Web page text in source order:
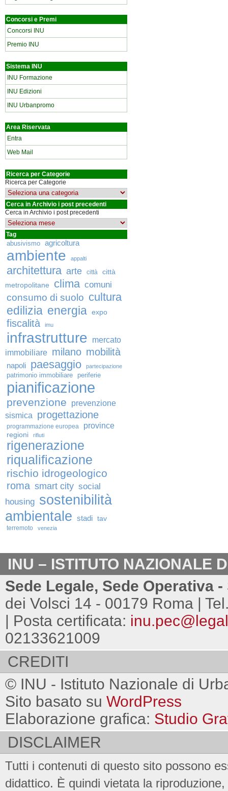
Concorsi e Premi
Concorsi INU
Premio INU
Sistema INU
INU Formazione
INU Edizioni
INU Urbanpromo
Area Riservata
Entra
Web Mail
Ricerca per Categorie
Ricerca per Categorie
Cerca in Archivio i post precedenti
Cerca in Archivio i post precedenti
Tag
abusivismo agricoltura
ambiente appalti
architettura arte città
città
metropolitane
clima comuni
consumo di suolo cultura
edilizia energia expo
fiscalità imu
infrastrutture
mercato
immobiliare milano mobilità
napoli paesaggio partecipazione
patrimonio immobiliare periferie
pianificazione
prevenzione
prevenzione
sismica
progettazione
programmazione europea province
regioni rifiuti
rigenerazione
riqualificazione
rischio idrogeologico
roma smart city social
housing sostenibilità
ambientale stadi tav
terremoto venezia
INU – ISTITUTO NAZIONALE
Sede Legale, Sede Operativa
dei Volsci 14 - 00179 Roma |
| Posta certificata:
02133621009
CREDITI
© INU - Istituto Nazionale di
Sito basato su WordPress
Elaborazione grafica: Studio
DISCLAIMER
Tutti i contenuti di questo sito possono
didattico. È quindi vietata la